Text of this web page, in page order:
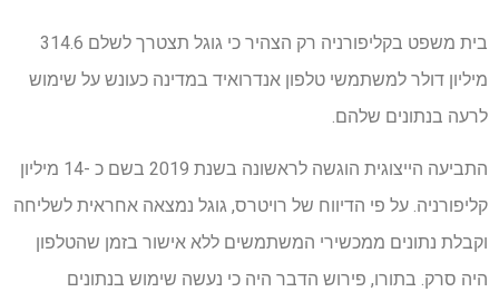
בית משפט בקליפורניה רק ​​הצהיר כי גוגל תצטרך לשלם 314.6
מיליון דולר למשתמשי טלפון אנדרואיד במדינה כעונש על שימוש
לרעה בנתונים שלהם.
התביעה הייצוגית הוגשה לראשונה בשנת 2019 בשם כ -14 מיליון
קליפורניה. על פי הדיווח של רויטרס, גוגל נמצאה אחראית לשליחה
וקבלת נתונים ממכשירי המשתמשים ללא אישור בזמן שהטלפון
היה סרק. בתורו, פירוש הדבר היה כי נעשה שימוש בנתונים